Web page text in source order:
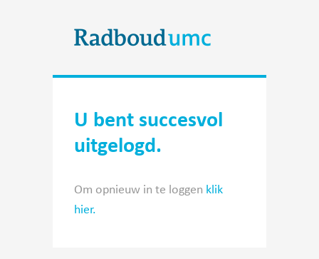
U bent succesvol
uitgelogd.
Om opnieuw in te loggen klik
hier.